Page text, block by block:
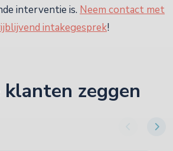
interventie is. Neem contact met
intakegesprek!
zeggen